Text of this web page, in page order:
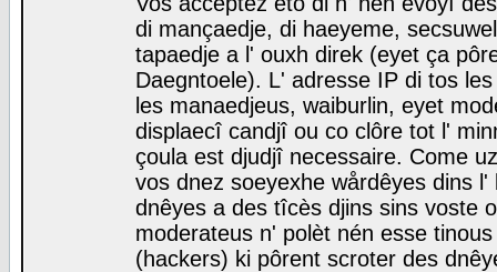
di mançaedje, di haeyeme,
tapaedje a l' ouxh direk (eyet ça
Daegntoele). L' adresse IP di tos
les manaedjeus, waiburlin, eyet
displaecî candjî ou co clôre tot l'
çoula est djudjî necessaire. Come
vos dnez soeyexhe wårdêyes dins
dnêyes a des tîcès djins sins voste
moderateus n' polèt nén esse
(hackers) ki pôrent scroter des